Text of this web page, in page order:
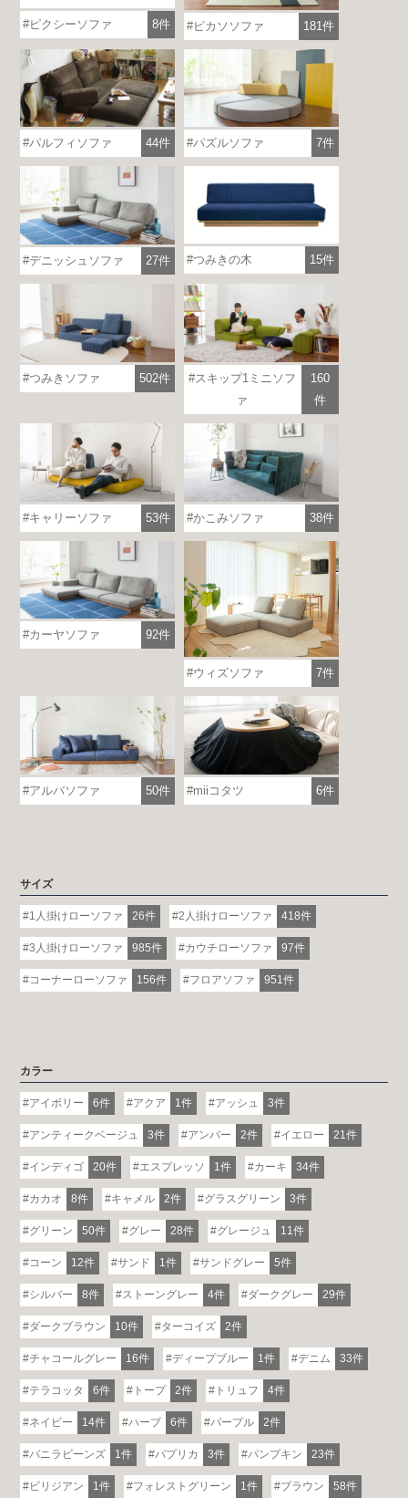
各地で出張ショールームを開催！
この機会にHAREMのソファをお試しくだ
さい。
※一部日時は予約制
ピクシーソファ 8件 ピカソソファ 181件
パルフィソファ 44件 パズルソファ 7件
デニッシュソファ 27件 つみきの木 15件
つみきソファ 502件
スキップ1ミニソフ
ァ
160
件
キャリーソファ 53件 かこみソファ 38件
カーヤソファ 92件
ウィズソファ 7件
アルバソファ 50件 miiコタツ 6件
サイズ
1人掛けローソファ 26件 2人掛けローソファ 418件
3人掛けローソファ 985件 カウチローソファ 97件
コーナーローソファ 156件 フロアソファ 951件
カラー
アイボリー 6件 アクア 1件 アッシュ 3件
アンティークベージュ 3件 アンバー 2件 イエロー 21件
インディゴ 20件 エスプレッソ 1件 カーキ 34件
カカオ 8件 キャメル 2件 グラスグリーン 3件
グリーン 50件 グレー 28件 グレージュ 11件
コーン 12件 サンド 1件 サンドグレー 5件
シルバー 8件 ストーングレー 4件 ダークグレー 29件
ダークブラウン 10件 ターコイズ 2件
チャコールグレー 16件 ディープブルー 1件 デニム 33件
テラコッタ 6件 トープ 2件 トリュフ 4件
ネイビー 14件 ハーブ 6件 パープル 2件
バニラビーンズ 1件 パプリカ 3件 パンプキン 23件
ビリジアン 1件 フォレストグリーン 1件 ブラウン 58件